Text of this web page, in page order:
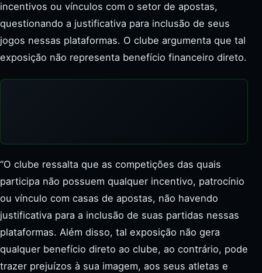
incentivos ou vínculos com o setor de apostas,
questionando a justificativa para inclusão de seus
jogos nessas plataformas. O clube argumenta que tal
exposição não representa benefício financeiro direto.
“O clube ressalta que as competições das quais
participa não possuem qualquer incentivo, patrocínio
ou vínculo com casas de apostas, não havendo
justificativa para a inclusão de suas partidas nessas
plataformas. Além disso, tal exposição não gera
qualquer benefício direto ao clube, ao contrário, pode
trazer prejuízos à sua imagem, aos seus atletas e